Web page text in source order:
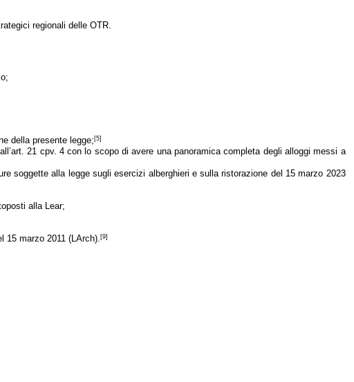
regionali delle OTR.
della presente legge;[5]
21 cpv. 4 con lo scopo di avere una panoramica completa degli alloggi messi a
soggette alla legge sugli esercizi alberghieri e sulla ristorazione del 15 marzo 2023
alla Lear;
15 marzo 2011 (LArch).[9]